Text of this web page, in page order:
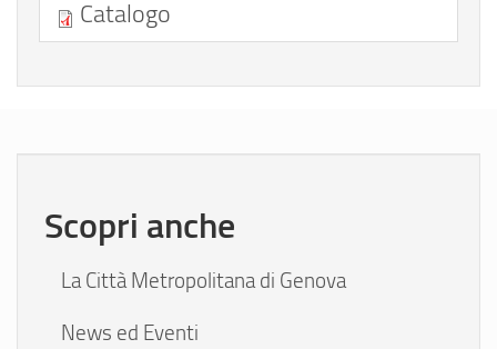
Catalogo
Scopri anche
La Città Metropolitana di Genova
News ed Eventi